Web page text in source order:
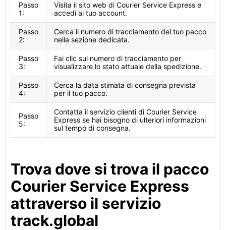
Passo
1:
Visita il sito web di Courier Service Express e
accedi al tuo account.
Passo
2:
Cerca il numero di tracciamento del tuo pacco
nella sezione dedicata.
Passo
3:
Fai clic sul numero di tracciamento per
visualizzare lo stato attuale della spedizione.
Passo
4:
Cerca la data stimata di consegna prevista
per il tuo pacco.
Passo
5:
Contatta il servizio clienti di Courier Service
Express se hai bisogno di ulteriori informazioni
sul tempo di consegna.
Trova dove si trova il pacco
Courier Service Express
attraverso il servizio
track.global